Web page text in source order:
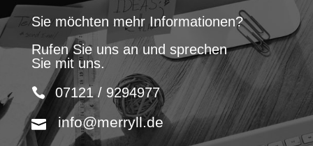
Sie möchten mehr Informationen?
Rufen Sie uns an und sprechen
Sie mit uns.
07121 / 9294977
info@merryll.de